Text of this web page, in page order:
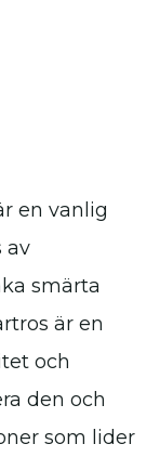
en vanlig
av
smärta
är en
och
den och
som lider